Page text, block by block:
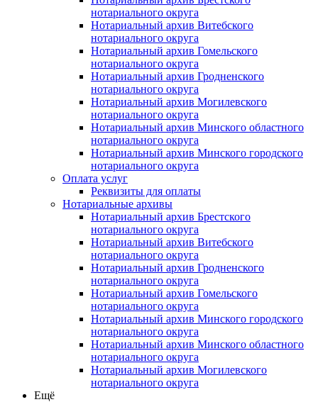
нотариального округа
Нотариальный архив Витебского
нотариального округа
Нотариальный архив Гомельского
нотариального округа
Нотариальный архив Гродненского
нотариального округа
Нотариальный архив Могилевского
нотариального округа
Нотариальный архив Минского областного
нотариального округа
Нотариальный архив Минского городского
нотариального округа
Оплата услуг
Реквизиты для оплаты
Нотариальные архивы
Нотариальный архив Брестского
нотариального округа
Нотариальный архив Витебского
нотариального округа
Нотариальный архив Гродненского
нотариального округа
Нотариальный архив Гомельского
нотариального округа
Нотариальный архив Минского городского
нотариального округа
Нотариальный архив Минского областного
нотариального округа
Нотариальный архив Могилевского
нотариального округа
Ещё